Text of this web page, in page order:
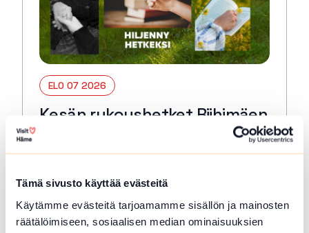
Tämä sivusto käyttää evästeitä
Käytämme evästeitä tarjoamamme sisällön ja mainosten
räätälöimiseen, sosiaalisen median ominaisuuksien
ELO 07 2026
Kesän rukoushetket Riihimäen
Tervetuloa kaikille avoimiin
päivärukoushetkiin myös kesällä! Paikkana
Keskuskirkko. Kesto 15 min. 🙏🏻✝️ 🔖